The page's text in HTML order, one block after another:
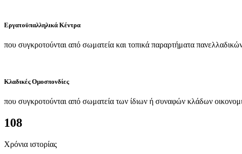
Εργατοϋπαλληλικά Κέντρα
που συγκροτούνται από σωματεία και τοπικά παραρτήματα
Κλαδικές Ομοσπονδίες
που συγκροτούνται από σωματεία των ίδιων ή συναφών κλάδων
108
Χρόνια ιστορίας